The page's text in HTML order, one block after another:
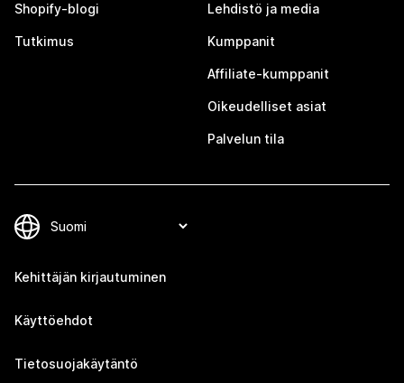
Shopify-blogi
Tutkimus
Lehdistö ja media
Kumppanit
Affiliate-kumppanit
Oikeudelliset asiat
Palvelun tila
Kehittäjän kirjautuminen
Käyttöehdot
Tietosuojakäytäntö